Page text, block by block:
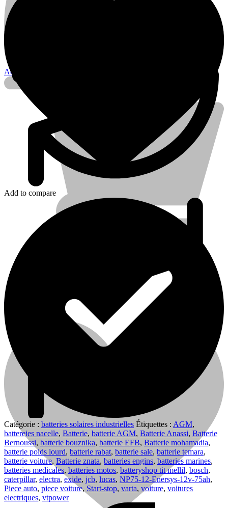
Account
0
Add to compare
Catégorie : batteries solaires industrielles Étiquettes : AGM,
battereies nacelle, Batterie, batterie AGM, Batterie Anassi, Batterie
Bernoussi, batterie bouznika, batterie EFB, Batterie mohamadia,
batterie poids lourd, batterie rabat, batterie sale, batterie temara,
batterie voiture, Batterie znata, batteries engins, batteries marines,
batteries medicales, batteries motos, batteryshop tit mellil, bosch,
caterpillar, electra, exide, jcb, lucas, NP75-12-Enersys-12v-75ah,
Piece auto, piece voiture, Start-stop, varta, voiture, voitures
electriques, vtpower